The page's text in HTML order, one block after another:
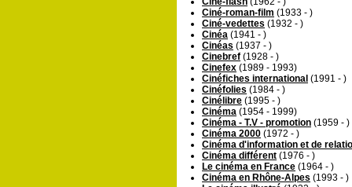
Ciné-roman-film (1933 - )
Ciné-vedettes (1932 - )
Cinéa (1941 - )
Cinéas (1937 - )
Cinebref (1928 - )
Cinefex (1989 - 1993)
Cinéfiches international (1991 - )
Cinéfolies (1984 - )
Cinélibre (1995 - )
Cinéma (1954 - 1999)
Cinéma - T.V - promotion (1959 - )
Cinéma 2000 (1972 - )
Cinéma d'information et de
Cinéma différent (1976 - )
Le cinéma en France (1964 - )
Cinéma en Rhône-Alpes (1993 - )